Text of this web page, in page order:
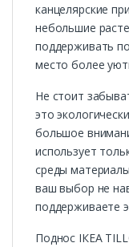
канцелярские
небольшие
поддерживать
место более
Не стоит
это
большое
использует
среды
ваш выбор не
поддерживаете
Поднос ІКЕА